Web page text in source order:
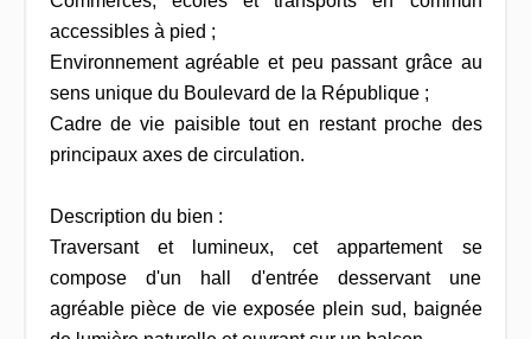
accessibles à pied ;
Environnement agréable et peu passant grâce au
sens unique du Boulevard de la République ;
Cadre de vie paisible tout en restant proche des
principaux axes de circulation.
Description du bien :
Traversant et lumineux, cet appartement se
compose d'un hall d'entrée desservant une
agréable pièce de vie exposée plein sud, baignée